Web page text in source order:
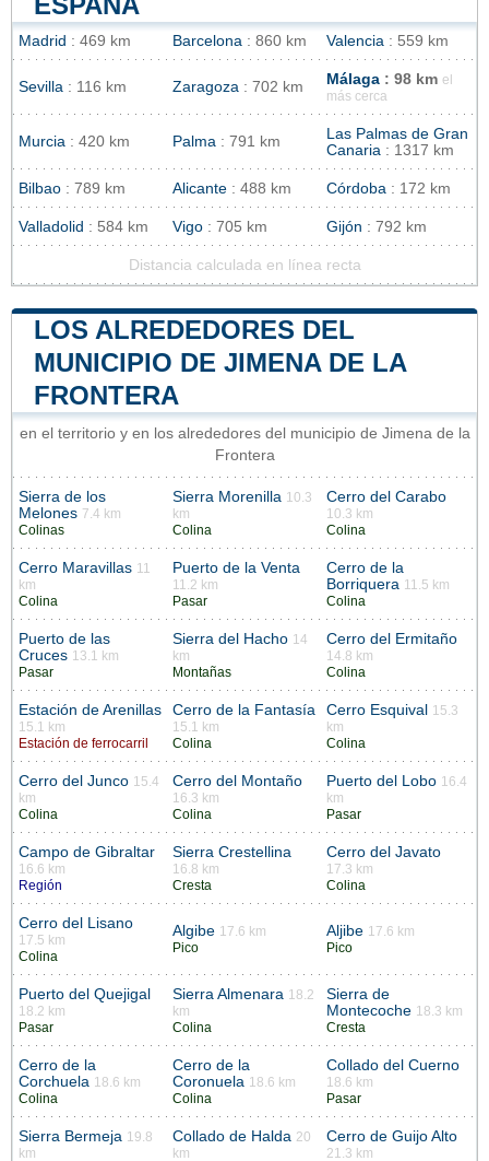
Madrid : 469 km Barcelona : 860 km Valencia : 559 km
Sevilla : 116 km Zaragoza : 702 km Málaga : 98 km el
más cerca
Murcia : 420 km Palma : 791 km
Las Palmas de Gran
Canaria : 1317 km
Bilbao : 789 km Alicante : 488 km Córdoba : 172 km
Valladolid : 584 km Vigo : 705 km Gijón : 792 km
Distancia calculada en línea recta
LOS ALREDEDORES DEL
MUNICIPIO DE JIMENA DE LA
FRONTERA
en el territorio y en los alrededores del municipio de Jimena de la
Frontera
Sierra de los
Melones 7.4 km
Colinas
Sierra Morenilla 10.3
km
Colina
Cerro del Carabo
10.3 km
Colina
Cerro Maravillas 11
km
Colina
Puerto de la Venta
11.2 km
Pasar
Cerro de la
Borriquera 11.5 km
Colina
Puerto de las
Cruces 13.1 km
Pasar
Sierra del Hacho 14
km
Montañas
Cerro del Ermitaño
14.8 km
Colina
Estación de Arenillas
15.1 km
Estación de ferrocarril
Cerro de la Fantasía
15.1 km
Colina
Cerro Esquival 15.3
km
Colina
Cerro del Junco 15.4
km
Colina
Cerro del Montaño
16.3 km
Colina
Puerto del Lobo 16.4
km
Pasar
Campo de Gibraltar
16.6 km
Región
Sierra Crestellina
16.8 km
Cresta
Cerro del Javato
17.3 km
Colina
Cerro del Lisano
17.5 km
Colina
Algibe 17.6 km
Pico
Aljibe 17.6 km
Pico
Puerto del Quejigal
18.2 km
Pasar
Sierra Almenara 18.2
km
Colina
Sierra de
Montecoche 18.3 km
Cresta
Cerro de la
Corchuela 18.6 km
Colina
Cerro de la
Coronuela 18.6 km
Colina
Collado del Cuerno
18.6 km
Pasar
Sierra Bermeja 19.8
km
Collado de Halda 20
km
Cerro de Guijo Alto
21.3 km